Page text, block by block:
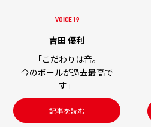
VOICE 19
吉田 優利
「こだわりは音。
今のボールが過去最高で
す」
記事を読む